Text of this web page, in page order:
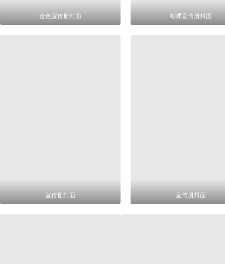
金色宣传册封面 蝴蝶宣传册封面
宣传册封面 宣传册封面